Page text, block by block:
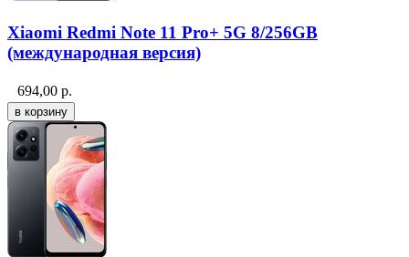
Xiaomi Redmi Note 11 Pro+ 5G 8/256GB
(международная версия)
694,00 р.